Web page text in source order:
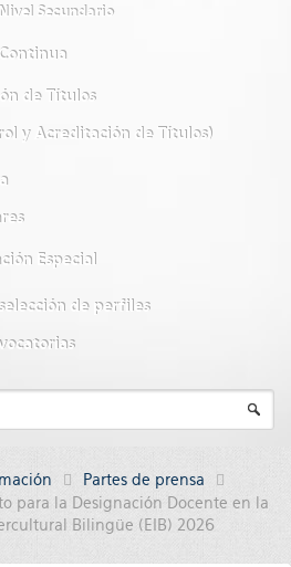
Secundario
de Títulos
y Acreditación de Títulos)
Especial
de perfiles
Partes de prensa
para la Designación Docente en la
Bilingüe (EIB) 2026